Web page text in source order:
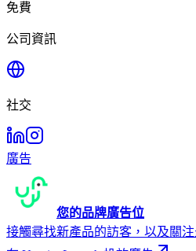
免費
公司資訊
社交
廣告
您的品牌廣告位
接觸尋找新產品的訪客，以及關